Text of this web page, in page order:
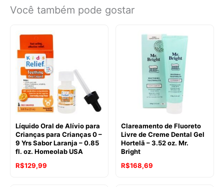
Você também pode gostar
Líquido Oral de Alívio para
Crianças para Crianças 0 –
9 Yrs Sabor Laranja – 0.85
fl. oz. Homeolab USA
R$129,99
Clareamento de Fluoreto
Livre de Creme Dental Gel
Hortelã – 3.52 oz. Mr.
Bright
R$168,69